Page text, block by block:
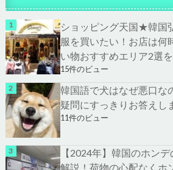
ショッピング天国★韓国
服を買いたい！お店は何
い物おすすめエリア2選
15件のビュー
韓国語で犬はなぜ悪口な
疑問にすっきりお答えし
11件のビュー
【2024年】韓国のホン
解説！荷物の心配なくホ